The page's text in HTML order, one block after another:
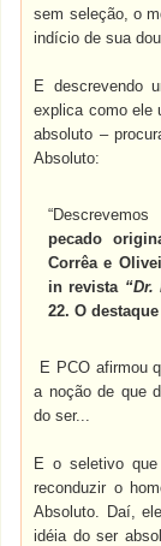
sem seleção, o
indício de sua
E descrevendo
explica como ele
absoluto –
Absoluto:
pecado
Corrêa e
in revista “Dr.
22. O
E PCO afirmou
a noção de que
do ser...
E o seletivo
reconduzir o
Absoluto. Daí,
idéia do ser